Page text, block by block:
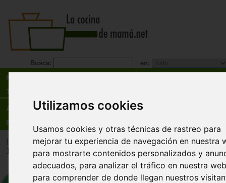
Utilizamos cookies
Usamos cookies y otras técnicas de rastreo para
mejorar tu experiencia de navegación en nuestra
para mostrarte contenidos personalizados y
adecuados, para analizar el tráfico en nuestra
para comprender de donde llegan nuestros
Busca: en:
Recetas
Tienda
Actualidad
Registro
>Tienda>Juguetes infantiles>Juguetes por edad>
12 años
Pelotas malabares PVC - juego